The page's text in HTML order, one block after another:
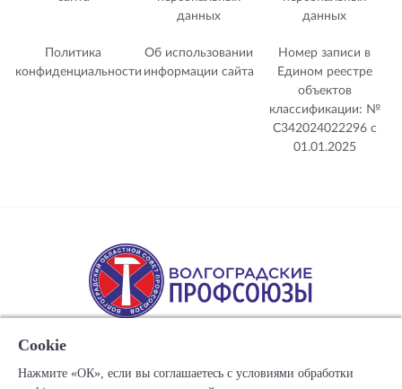
данных
данных
Политика
конфиденциальности
Об использовании
информации сайта
Номер записи в
Едином реестре
объектов
классификации: №
С342024022296 c
01.01.2025
Cookie
Нажмите «ОК», если вы соглашаетесь с условиями обработки